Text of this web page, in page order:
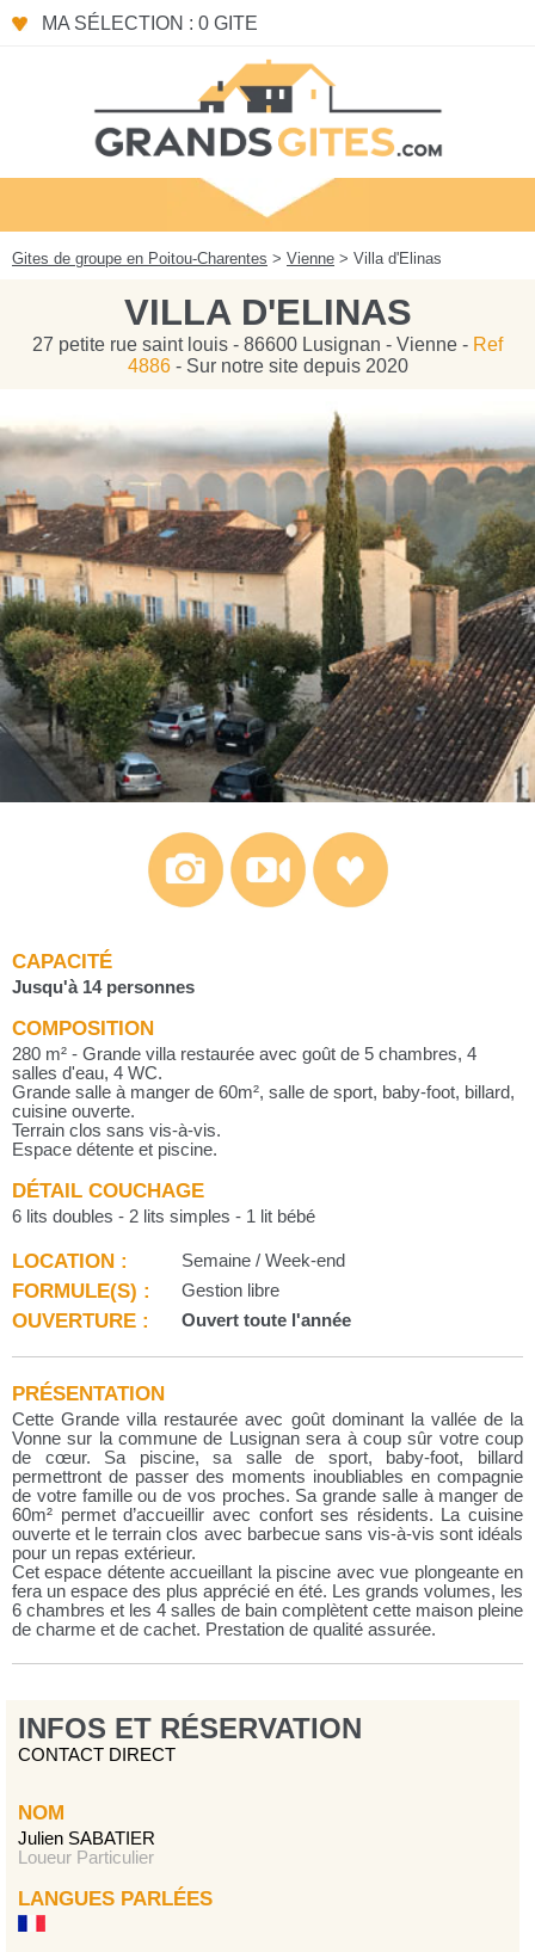
MA SÉLECTION : 0 GITE
Gites de groupe en Poitou-Charentes > Vienne > Villa d'Elinas
VILLA D'ELINAS
27 petite rue saint louis - 86600 Lusignan - Vienne - Ref
4886- Sur notre site depuis 2020
CAPACITÉ
Jusqu'à 14 personnes
COMPOSITION
280 m² - Grande villa restaurée avec goût de 5 chambres, 4
salles d'eau, 4 WC.
Grande salle à manger de 60m², salle de sport, baby-foot, billard,
cuisine ouverte.
Terrain clos sans vis-à-vis.
Espace détente et piscine.
DÉTAIL COUCHAGE
6 lits doubles - 2 lits simples - 1 lit bébé
LOCATION : Semaine / Week-end
FORMULE(S) : Gestion libre
OUVERTURE : Ouvert toute l'année
PRÉSENTATION
Cette Grande villa restaurée avec goût dominant la vallée de la
Vonne sur la commune de Lusignan sera à coup sûr votre coup
de cœur. Sa piscine, sa salle de sport, baby-foot, billard
permettront de passer des moments inoubliables en compagnie
de votre famille ou de vos proches. Sa grande salle à manger de
60m² permet d’accueillir avec confort ses résidents. La cuisine
ouverte et le terrain clos avec barbecue sans vis-à-vis sont idéals
pour un repas extérieur.
Cet espace détente accueillant la piscine avec vue plongeante en
fera un espace des plus apprécié en été. Les grands volumes, les
6 chambres et les 4 salles de bain complètent cette maison pleine
de charme et de cachet. Prestation de qualité assurée.
INFOS ET RÉSERVATION
CONTACT DIRECT
NOM
Julien SABATIER
Loueur Particulier
LANGUES PARLÉES
Panneau de gestion des cookies